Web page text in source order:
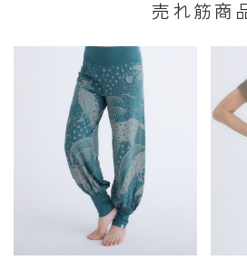
売れ筋商